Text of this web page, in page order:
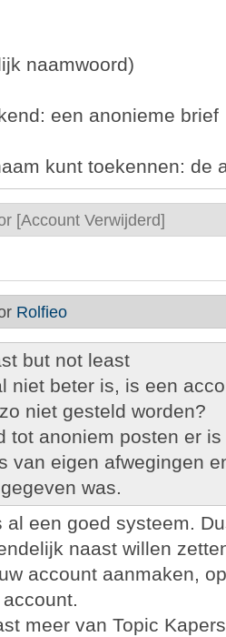
naamwoord)
een anonieme brief
kunt toekennen: de
[Account Verwijderd]
Rolfieo
but not least
niet beter is, is een
niet gesteld worden?
tot anoniem posten er
van eigen afwegingen
was.
al een goed systeem.
naast willen
account aanmaken,
meer van Topic